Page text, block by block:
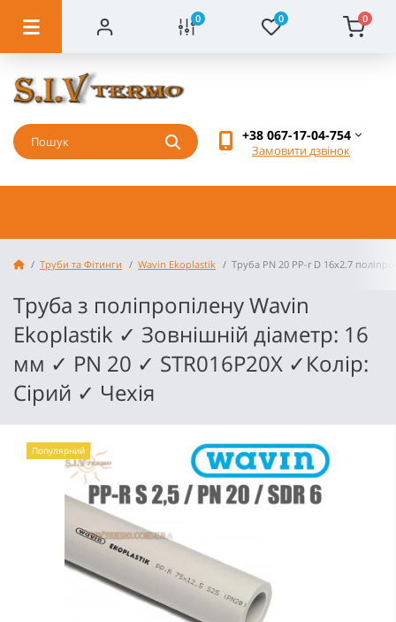
0 0 0
+38 067-17-04-754
Замовити дзвінок
Труби та Фітинги Wavin Ekoplastik Труба PN 20 PP-r D 16x2.7
Труба з поліпропілену Wavin
Ekoplastik ✓ Зовнішній діаметр: 16
мм ✓ PN 20 ✓ STR016P20X ✓Колір:
Сірий ✓ Чехія
Популярний